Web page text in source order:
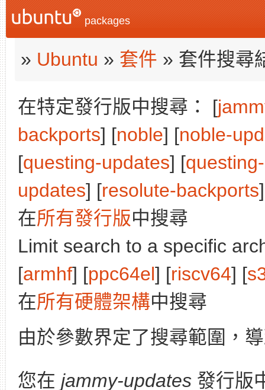
packages
» Ubuntu » 套件 » 套件搜尋
在特定發行版中搜尋： [
backports] [noble] [noble-
[questing-updates] [
updates] [resolute-backports
在所有發行版中搜尋
Limit search to a specific
[armhf] [ppc64el] [riscv64] [
在所有硬體架構中搜尋
由於參數界定了搜尋範圍，
您在 jammy-updates 發行版